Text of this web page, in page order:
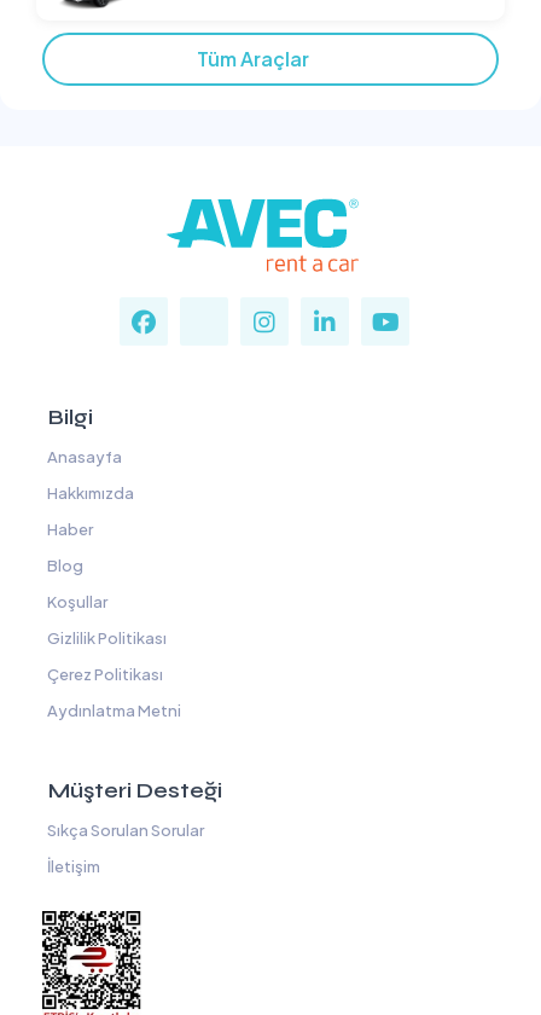
Tüm Araçlar
Bilgi
Anasayfa
Hakkımızda
Haber
Blog
Koşullar
Gizlilik Politikası
Çerez Politikası
Aydınlatma Metni
Müşteri Desteği
Sıkça Sorulan Sorular
İletişim